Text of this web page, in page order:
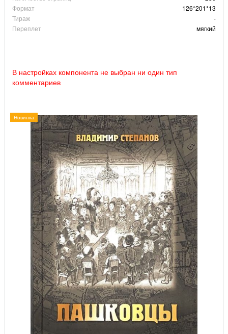
Формат
126*201*13
Тираж
-
Переплет
мягкий
В настройках компонента не выбран ни один тип
комментариев
Новинка